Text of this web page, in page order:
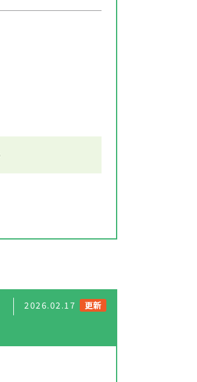
2026.02.17 更新